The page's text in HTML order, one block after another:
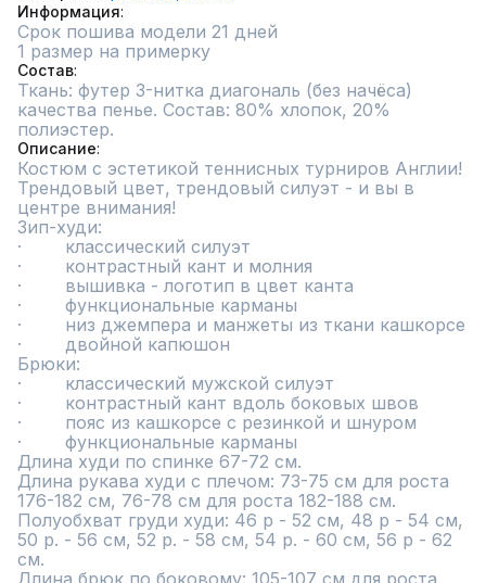
Информация
Срок пошива модели 21 дней
1 размер на примерку
Состав
Ткань: футер 3-нитка диагональ (без начёса)
качества пенье. Состав: 80% хлопок, 20%
полиэстер.
Описание
Костюм с эстетикой теннисных турниров Англии!
Трендовый цвет, трендовый силуэт - и вы в
центре внимания!
Зип-худи:
·        классический силуэт
·        контрастный кант и молния
·        вышивка - логотип в цвет канта
·        функциональные карманы
·        низ джемпера и манжеты из ткани кашкорсе
·        двойной капюшон
Брюки:
·        классический мужской силуэт
·        контрастный кант вдоль боковых швов
·        пояс из кашкорсе с резинкой и шнуром
·        функциональные карманы
Длина худи по спинке 67-72 см.
Длина рукава худи с плечом: 73-75 см для роста
176-182 см, 76-78 см для роста 182-188 см.
Полуобхват груди худи: 46 р - 52 см, 48 р - 54 см,
50 р. - 56 см, 52 р. - 58 см, 54 р. - 60 см, 56 р - 62
см.
Длина брюк по боковому: 105-107 см для роста